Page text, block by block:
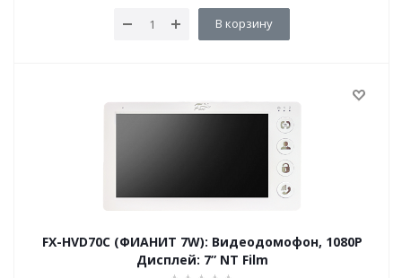
В корзину
FX-HVD70С (ФИАНИТ 7W): Видеодомофон, 1080P
Дисплей: 7” NT Film